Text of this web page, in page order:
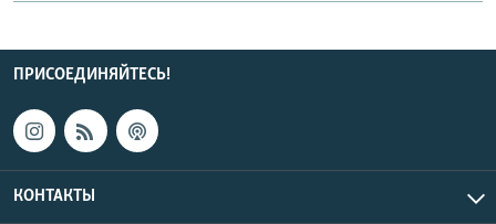
ПРИСОЕДИНЯЙТЕСЬ!
КОНТАКТЫ